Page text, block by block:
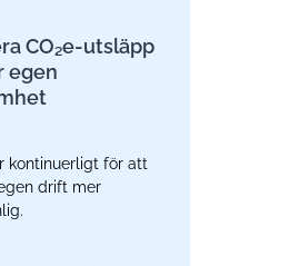
CO₂e-utsläpp
egen
kontinuerligt för att
drift mer